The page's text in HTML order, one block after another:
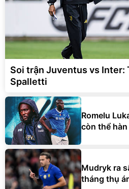
Soi trận Juventus vs Inter:
Spalletti
Romelu
còn thể hàn
Mudryk ra
tháng thụ